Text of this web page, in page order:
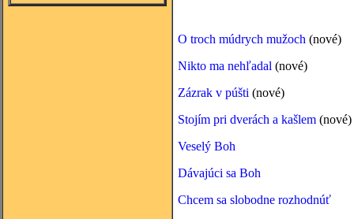
O troch múdrych mužoch (nové)
Nikto ma nehľadal (nové)
Zázrak v púšti (nové)
Stojím pri dverách a kašlem (nové)
Veselý Boh
Dávajúci sa Boh
Chcem sa slobodne rozhodnúť